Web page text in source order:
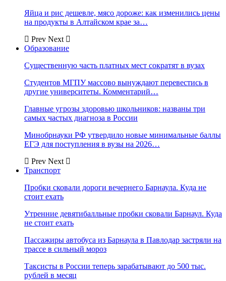
Яйца и рис дешевле, мясо дороже: как изменились цены
на продукты в Алтайском крае за…
Prev Next
Образование
Существенную часть платных мест сократят в вузах
Студентов МГПУ массово вынуждают перевестись в
другие университеты. Комментарий…
Главные угрозы здоровью школьников: названы три
самых частых диагноза в России
Минобрнауки РФ утвердило новые минимальные баллы
ЕГЭ для поступления в вузы на 2026…
Prev Next
Транспорт
Пробки сковали дороги вечернего Барнаула. Куда не
стоит ехать
Утренние девятибалльные пробки сковали Барнаул. Куда
не стоит ехать
Пассажиры автобуса из Барнаула в Павлодар застряли на
трассе в сильный мороз
Таксисты в России теперь зарабатывают до 500 тыс.
рублей в месяц